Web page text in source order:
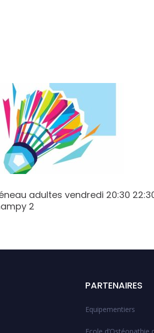
adultes vendredi 20:30
2
PARTENAIRES
Equipementiers